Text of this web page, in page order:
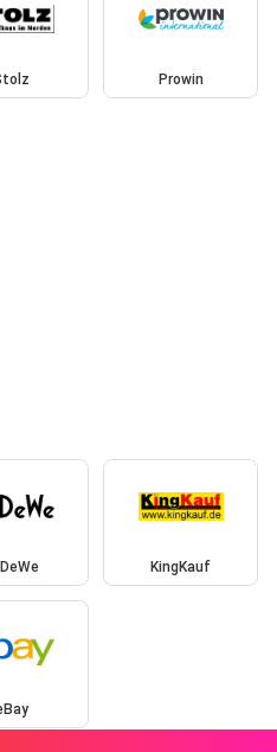
Prowin
KingKauf